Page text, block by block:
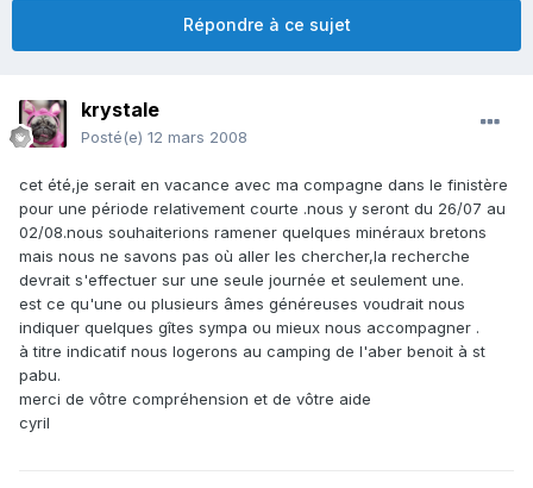
Répondre à ce sujet
krystale
Posté(e) 12 mars 2008
cet été,je serait en vacance avec ma compagne dans le finistère
pour une période relativement courte .nous y seront du 26/07 au
02/08.nous souhaiterions ramener quelques minéraux bretons
mais nous ne savons pas où aller les chercher,la recherche
devrait s'effectuer sur une seule journée et seulement une.
est ce qu'une ou plusieurs âmes généreuses voudrait nous
indiquer quelques gîtes sympa ou mieux nous accompagner .
à titre indicatif nous logerons au camping de l'aber benoit à st
pabu.
merci de vôtre compréhension et de vôtre aide
cyril